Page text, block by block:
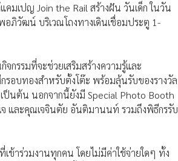
คมเปญ Join the Rail สร้างฝัน วันเด็ก ในวัน
อภิวัฒน์ บริเวณโถงทางเดินเชื่อมประตู 1-
กรรมที่จะช่วยเสริมสร้างความรู้และ
รอบทองสำหรับตั้งโต๊ะ พร้อมลุ้นรับของรางวัล
ป็นต้น นอกจากนี้ยังมี Special Photo Booth
และคุณเจจินตัย อันติมานนท์ รวมถึงพิธีกรรับ
ข้าร่วมงานทุกคน โดยไม่มีค่าใช้จ่ายใดๆ ทั้ง